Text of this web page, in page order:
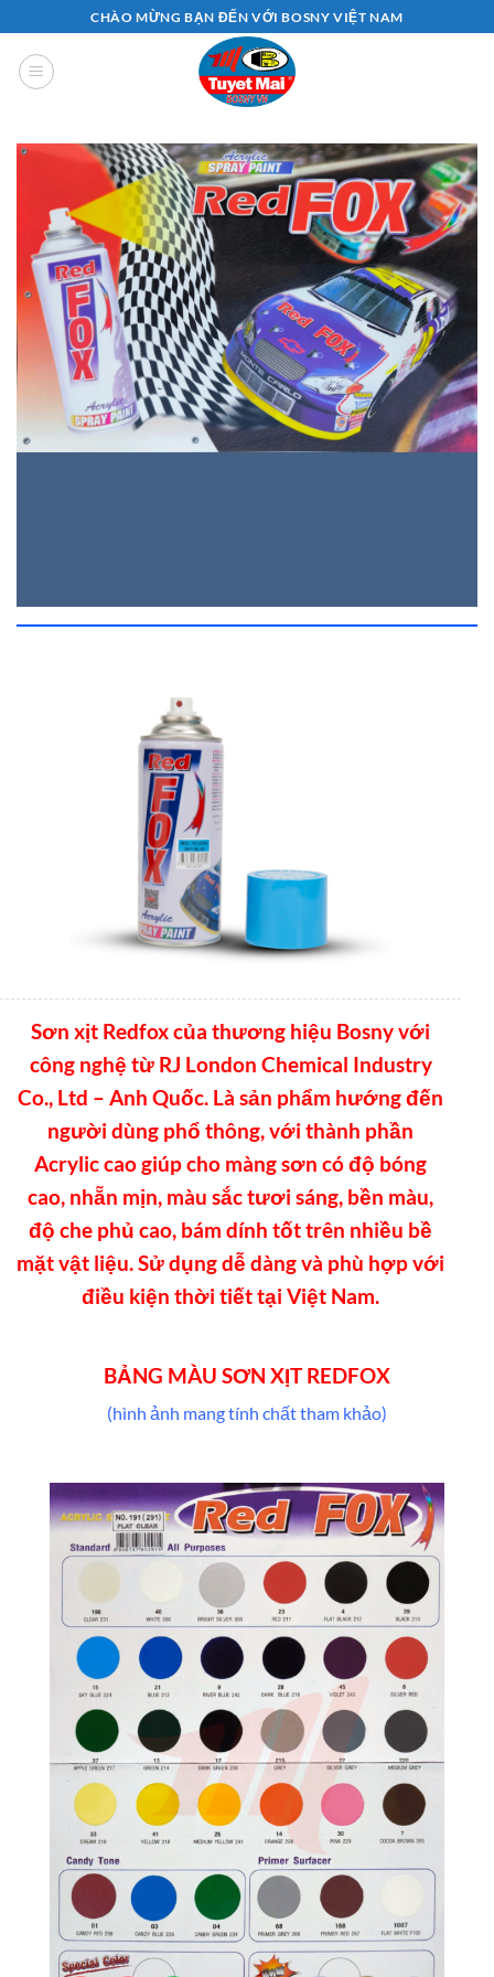
qua
nội
dung
CHÀO MỪNG BẠN ĐẾN VỚI BOSNY VIỆT NAM
Sơn xịt Redfox của thương hiệu Bosny với
công nghệ từ RJ London Chemical Industry
Co., Ltd – Anh Quốc. Là sản phẩm hướng đến
người dùng phổ thông, với thành phần
Acrylic cao giúp cho màng sơn có độ bóng
cao, nhẵn mịn, màu sắc tươi sáng, bền màu,
độ che phủ cao, bám dính tốt trên nhiều bề
mặt vật liệu. Sử dụng dễ dàng và phù hợp với
điều kiện thời tiết tại Việt Nam.
BẢNG MÀU SƠN XỊT REDFOX
(hình ảnh mang tính chất tham khảo)